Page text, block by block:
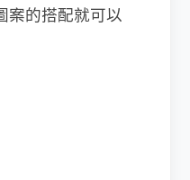
案的搭配就可以